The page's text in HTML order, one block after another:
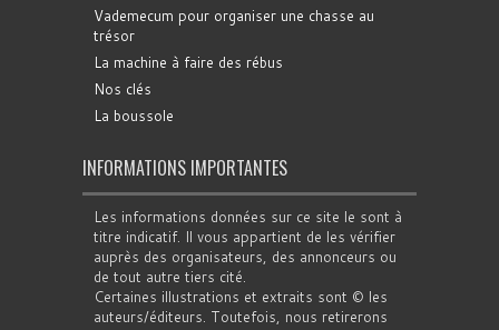
Vademecum pour organiser une chasse au
trésor
La machine à faire des rébus
Nos clés
La boussole
INFORMATIONS IMPORTANTES
Les informations données sur ce site le sont à
titre indicatif. Il vous appartient de les vérifier
auprès des organisateurs, des annonceurs ou
de tout autre tiers cité.
Certaines illustrations et extraits sont © les
auteurs/éditeurs. Toutefois, nous retirerons